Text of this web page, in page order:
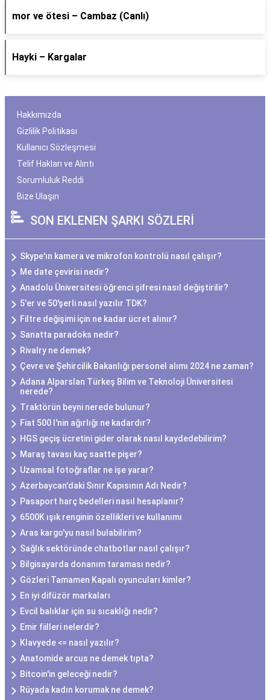
​mor ve ötesi – Cambaz (Canlı)
Hayki – Kargalar
Hakkımızda
Gizlilik Politikası
Kullanıcı Sözleşmesi
Telif Hakları ve Alıntı
Sorumluluk Reddi
Bize Ulaşın
SON EKLENEN ŞARKI SÖZLERİ
Skype'ın kamera ve mikrofon kontrolü nasıl çalışır?
Me date çevirisi nedir?
Anadolu Üniversitesi öğrenci şifresi nasıl değiştirilir?
5'er ve 50'şerli nasıl yazılır TDK?
Filtre değişimi için ne kadar ücret alınır?
Sanatta paradoks nedir?
Rivalry ne demek?
Çevre ve Şehircilik Bakanlığı personel alımı 2024 ne zaman?
Adana Alparslan Türkeş Bilim ve Teknoloji Üniversitesi
nerede?
Traktörün beyni nerede bulunur?
Fiat 500 l'nin ağırlığı ne kadardır?
HGS geçiş ücretini gider olarak nasıl kaydedebilirim?
Maraş tavası kaç saatte pişer?
Uzamsal fotoğraflar ne işe yarar?
Azerbaycan'daki Sınır Kapısının Adı Nedir?
Pasaport harç bedelleri nasıl hesaplanır?
6500K ışık renginin özellikleri ve kullanımı
Aras kargo'yu nasıl bulabilirim?
Sağlık sektöründe chatbotlar nasıl çalışır?
Bilgisayarda donanım taraması nedir?
Gözleri Tamamen Kapalı oyuncuları kimler?
En iyi difüzör markaları
Evcil balıklar için su sıcaklığı nedir?
Emir fiilleri nelerdir?
Klavyede <= nasıl yazılır?
Anatomide arcus ne demek tıpta?
Bitcoin'in geleceği nedir?
Rüyada kadın korumak ne demek?